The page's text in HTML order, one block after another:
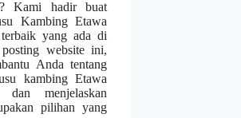
Kami hadir buat
Kambing Etawa
yang ada di
website ini,
Anda tentang
kambing Etawa
menjelaskan
pilihan yang